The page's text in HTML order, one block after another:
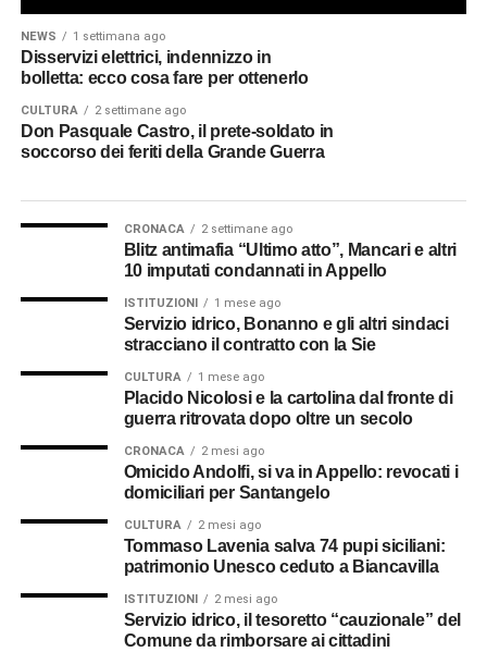
NEWS 1 settimana ago
Disservizi elettrici, indennizzo in
bolletta: ecco cosa fare per ottenerlo
CULTURA 2 settimane ago
Don Pasquale Castro, il prete-soldato in
soccorso dei feriti della Grande Guerra
CRONACA 2 settimane ago
Blitz antimafia “Ultimo atto”, Mancari e altri
10 imputati condannati in Appello
ISTITUZIONI 1 mese ago
Servizio idrico, Bonanno e gli altri sindaci
stracciano il contratto con la Sie
CULTURA 1 mese ago
Placido Nicolosi e la cartolina dal fronte di
guerra ritrovata dopo oltre un secolo
CRONACA 2 mesi ago
Omicido Andolfi, si va in Appello: revocati i
domiciliari per Santangelo
CULTURA 2 mesi ago
Tommaso Lavenia salva 74 pupi siciliani:
patrimonio Unesco ceduto a Biancavilla
ISTITUZIONI 2 mesi ago
Servizio idrico, il tesoretto “cauzionale” del
Comune da rimborsare ai cittadini